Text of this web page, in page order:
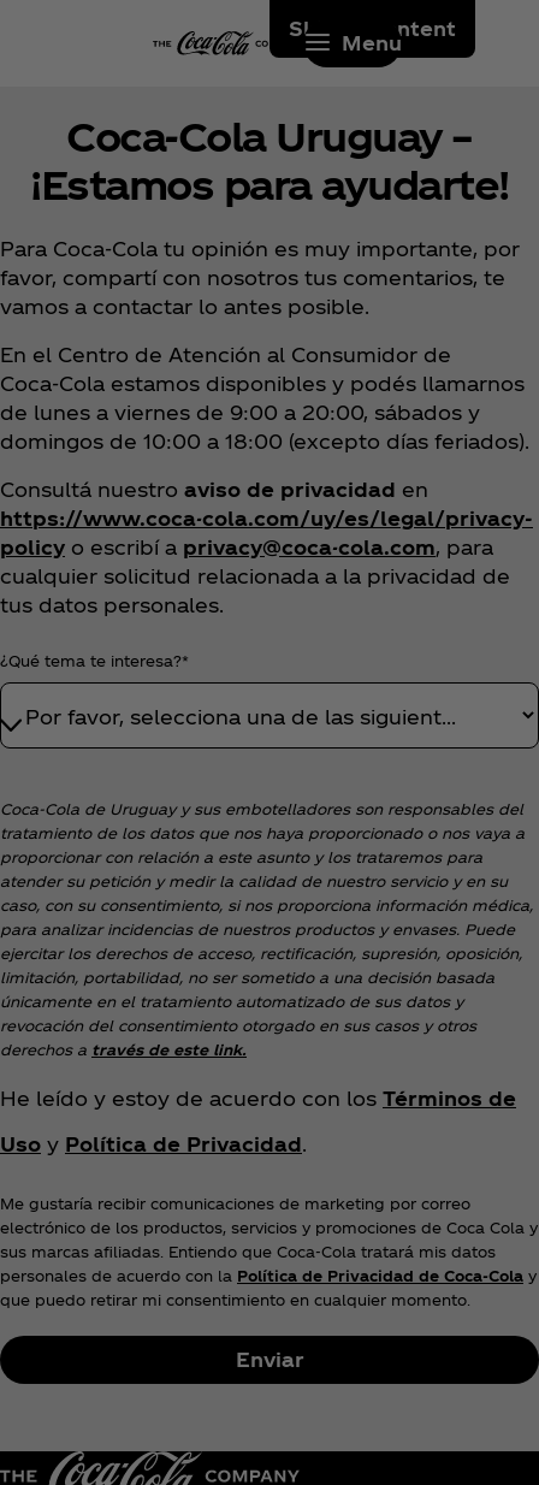
Skip to content
Menu
Coca‑Cola Uruguay –
¡Estamos para ayudarte!
Para Coca‑Cola tu opinión es muy importante, por
favor, compartí con nosotros tus comentarios, te
vamos a contactar lo antes posible.
En el Centro de Atención al Consumidor de
Coca‑Cola estamos disponibles y podés llamarnos
de lunes a viernes de 9:00 a 20:00, sábados y
domingos de 10:00 a 18:00 (excepto días feriados).
Consultá nuestro aviso de privacidad en
https://www.coca-cola.com/uy/es/legal/privacy-
policy o escribí a privacy@coca-cola.com, para
cualquier solicitud relacionada a la privacidad de
tus datos personales.
¿Qué tema te interesa?*
Coca‑Cola de Uruguay y sus embotelladores son responsables del
tratamiento de los datos que nos haya proporcionado o nos vaya a
proporcionar con relación a este asunto y los trataremos para
atender su petición y medir la calidad de nuestro servicio y en su
caso, con su consentimiento, si nos proporciona información médica,
para analizar incidencias de nuestros productos y envases. Puede
ejercitar los derechos de acceso, rectificación, supresión, oposición,
limitación, portabilidad, no ser sometido a una decisión basada
únicamente en el tratamiento automatizado de sus datos y
revocación del consentimiento otorgado en sus casos y otros
derechos a través de este link.
T
r
s
A
n
d
o
n
t
He leído y estoy de acuerdo con los Términos de
Uso y Política de Privacidad.
Me gustaría recibir comunicaciones de marketing por correo
electrónico de los productos, servicios y promociones de Coca Cola y
sus marcas afiliadas. Entiendo que Coca‑Cola tratará mis datos
personales de acuerdo con la Política de Privacidad de Coca‑Cola y
que puedo retirar mi consentimiento en cualquier momento.
Enviar